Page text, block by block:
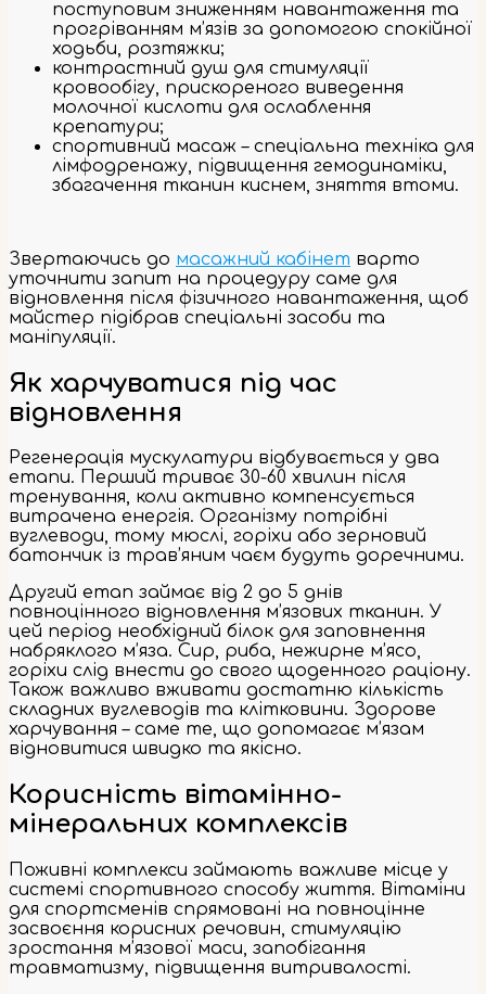
поступовим зниженням навантаження та
прогріванням м’язів за допомогою спокійної
ходьби, розтяжки;
контрастний душ для стимуляції
кровообігу, прискореного виведення
молочної кислоти для ослаблення
крепатури;
спортивний масаж – спеціальна техніка для
лімфодренажу, підвищення гемодинаміки,
збагачення тканин киснем, зняття втоми.
Звертаючись до масажний кабінет варто
уточнити запит на процедуру саме для
відновлення після фізичного навантаження, щоб
майстер підібрав спеціальні засоби та
маніпуляції.
Як харчуватися під час
відновлення
Регенерація мускулатури відбувається у два
етапи. Перший триває 30-60 хвилин після
тренування, коли активно компенсується
витрачена енергія. Організму потрібні
вуглеводи, тому мюслі, горіхи або зерновий
батончик із трав’яним чаєм будуть доречними.
Другий етап займає від 2 до 5 днів
повноцінного відновлення м’язових тканин. У
цей період необхідний білок для заповнення
набряклого м’яза. Сир, риба, нежирне м’ясо,
горіхи слід внести до свого щоденного раціону.
Також важливо вживати достатню кількість
складних вуглеводів та клітковини. Здорове
харчування – саме те, що допомагає м’язам
відновитися швидко та якісно.
Корисність вітамінно-
мінеральних комплексів
Поживні комплекси займають важливе місце у
системі спортивного способу життя. Вітаміни
для спортсменів спрямовані на повноцінне
засвоєння корисних речовин, стимуляцію
зростання м’язової маси, запобігання
травматизму, підвищення витривалості.